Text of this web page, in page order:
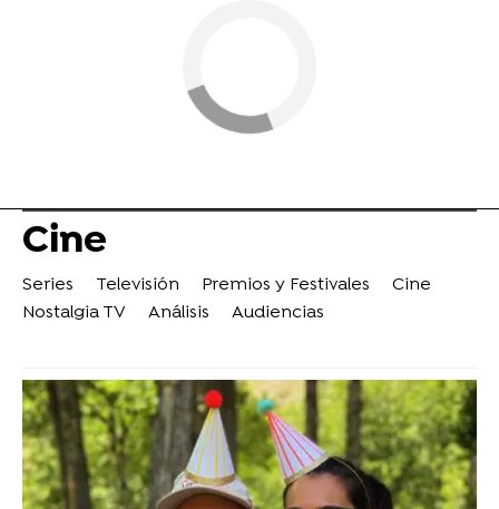
Cine
Series Televisión Premios y Festivales
Cine
Nostalgia TV
Análisis Audiencias